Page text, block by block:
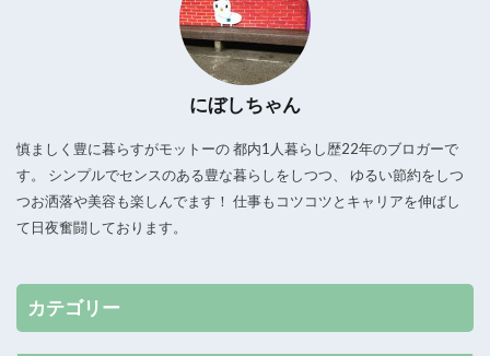
にぼしちゃん
慎ましく豊に暮らすがモットーの 都内1人暮らし歴22年のブロガーで
す。 シンプルでセンスのある豊な暮らしをしつつ、 ゆるい節約をしつ
つお洒落や美容も楽しんでます！ 仕事もコツコツとキャリアを伸ばし
て日夜奮闘しております。
カテゴリー